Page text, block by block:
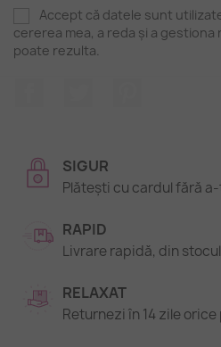
Accept că datele sunt
cererea mea, a reda și a
poate rezulta.
SIGUR
Plătești cu cardul fără
RAPID
Livrare rapidă, din
RELAXAT
Returnezi în 14 zile